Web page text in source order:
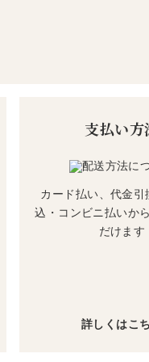
支払い方
カード払い、代金引
込・コンビニ払いか
だけます
詳しくはこ